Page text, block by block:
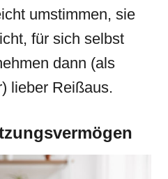
umstimmen, sie
für sich selbst
dann (als
lieber Reißaus.